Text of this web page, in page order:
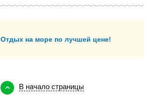
Отдых на море по лучшей цене!
В начало страницы